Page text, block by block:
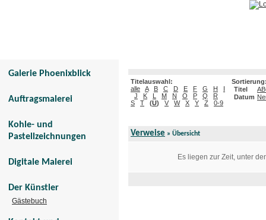
Galerie Phoenixblick
Auftragsmalerei
Kohle- und
Pastellzeichnungen
Digitale Malerei
Der Künstler
Gästebuch
Titelauswahl:
alle
A B C D E F G H
I
J
K L M N O P Q
R
S
T (U) V W X Y Z 0-9
Titel
Datum
Verweise » Übersicht
Es liegen zur Zeit, unter